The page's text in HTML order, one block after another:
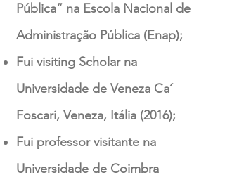
Pública” na Escola Nacional de
Administração Pública (Enap);
Fui visiting Scholar na
Universidade de Veneza Ca´
Foscari, Veneza, Itália (2016);
Fui professor visitante na
Universidade de Coimbra